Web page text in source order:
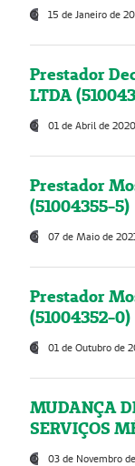
15 de Janeiro de
Prestador
LTDA
01 de Abril de 2020
Prestador
(51004355-5)
07 de Maio de
Prestador
(51004352-0)
01 de Outubro de
MUDANÇA
SERVIÇOS
03 de Novembro